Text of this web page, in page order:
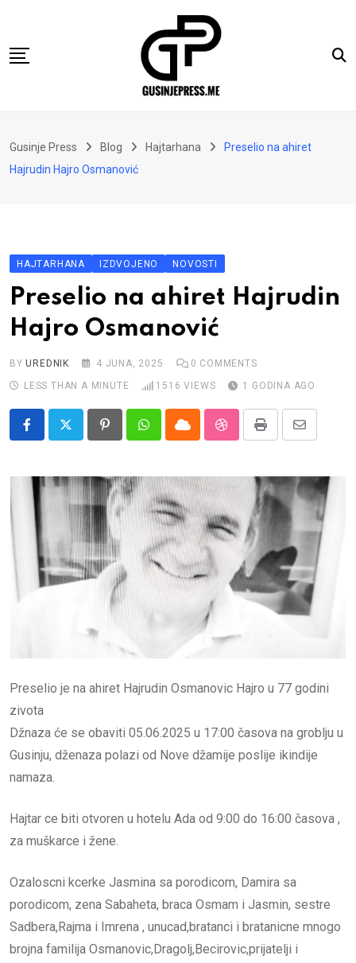
content
Vremeplov
Oglasi
Hajtarhana
Kontakt
Impressum
Gusinje Press Blog Hajtarhana
Preselio na ahiret
Hajrudin Hajro Osmanović
HAJTARHANA IZDVOJENO NOVOSTI
Preselio na ahiret Hajrudin
Hajro Osmanović
BYUREDNIK 4 JUNA, 2025 0 COMMENTS
LESS THAN A MINUTE
1516 VIEWS 1 GODINA AGO
PinterestWhatsappCloud StumbleUpon
Print
Share
Email
Preselio je na ahiret Hajrudin Osmanovic Hajro u 77 godini
zivota
Džnaza će se obaviti 05.06.2025 u 17:00 časova na groblju u
Gusinju, dženaza polazi od Nove džamije poslije ikindije
namaza.
Hajtar ce biti otvoren u hotelu Ada od 9:00 do 16:00 časova ,
za muškarce i žene.
Ozaloscni kcerke Jasmina sa porodicom, Damira sa
porodicom, zena Sabaheta, braca Osmam i Jasmin, sestre
Sadbera,Rajma i Imrena , unucad,bratanci i bratanicne mnogo
brojna familija Osmanovic,Dragolj,Becirovic,prijatelji i